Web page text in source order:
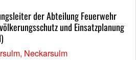
der Abteilung Feuerwehr
und Einsatzplanung
Neckarsulm